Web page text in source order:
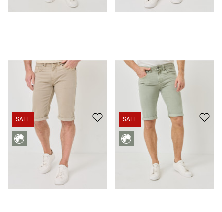
Jeans-Shorts aus Baumwoll-Stretch 29,99 € Jeans-Shorts aus Baumwoll-Stretch 29,99 €
SALE SALE